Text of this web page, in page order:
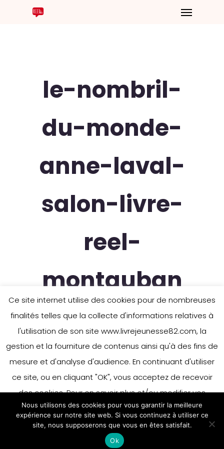
le-nombril-
du-monde-
anne-laval-
salon-livre-
reel-
montauban
Ce site internet utilise des cookies pour de nombreuses
finalités telles que la collecte d'informations relatives à
l'utilisation de son site www.livrejeunesse82.com, la
gestion et la fourniture de contenus ainsi qu'à des fins de
mesure et d'analyse d'audience. En continuant d'utiliser
ce site, ou en cliquant "OK", vous acceptez de recevoir
des cookies. Pour en savoir plus et/ou modifier vos
préférences en matière de cookies, merci de vous référer
à notre politique sur les cookies.
Accepter
En savoir plus
Nous utilisons des cookies pour vous garantir la meilleure
expérience sur notre site web. Si vous continuez à utiliser ce
site, nous supposerons que vous en êtes satisfait.
Ok